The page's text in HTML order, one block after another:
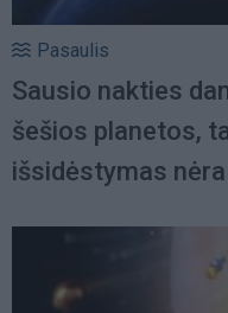
Pasaulis
Sausio nakties
šešios planetos,
išsidėstymas